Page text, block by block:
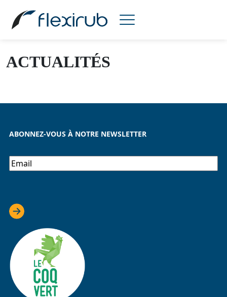
Flexirub |Actualités
ACTUALITÉS
ABONNEZ-VOUS À NOTRE NEWSLETTER
E-
mail*